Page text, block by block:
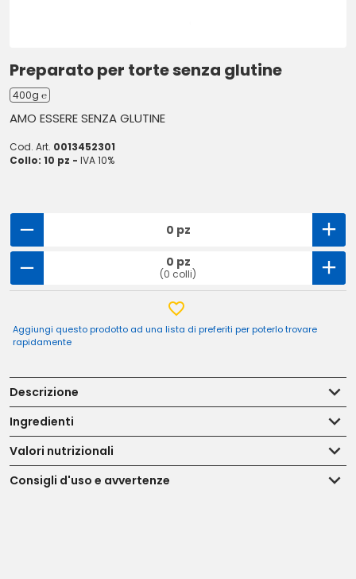
Preparato per torte senza glutine
400g ℮
AMO ESSERE SENZA GLUTINE
Cod. Art. 0013452301
Collo: 10 pz - IVA 10%
0 pz
0 pz
(0 colli)
Aggiungi questo prodotto ad una lista di preferiti per poterlo trovare
rapidamente
Descrizione
Ingredienti
Valori nutrizionali
Consigli d'uso e avvertenze